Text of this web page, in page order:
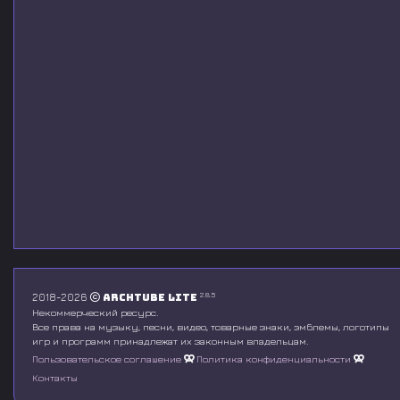
2018-2026 Archtube Lite 2.8.5
Некоммерческий ресурс.
Все права на музыку, песни, видео, товарные знаки, эмблемы, логотипы
игр и программ принадлежат их законным владельцам.
Пользовательское соглашение
Политика конфиденциальности
Контакты